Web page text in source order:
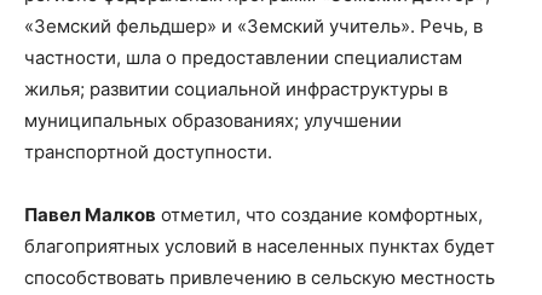
«Земский фельдшер» и «Земский учитель». Речь, в
частности, шла о предоставлении специалистам
жилья; развитии социальной инфраструктуры в
муниципальных образованиях; улучшении
транспортной доступности.
Павел Малков отметил, что создание комфортных,
благоприятных условий в населенных пунктах будет
способствовать привлечению в сельскую местность